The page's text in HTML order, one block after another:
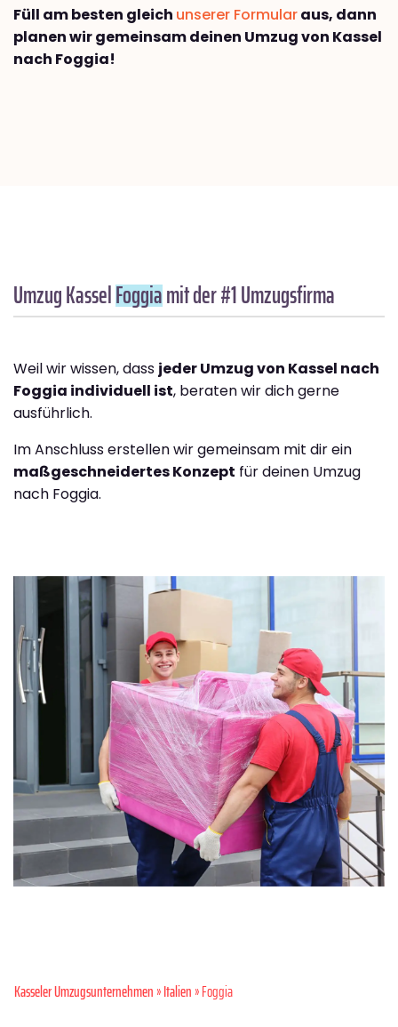
Füll am besten gleich unserer Formularaus, dann
planen wir gemeinsam deinen Umzug von Kassel
nach Foggia!
Umzug KasselFoggiamit der #1 Umzugsfirma
Weil wir wissen, dass jeder Umzug von Kassel nach
Foggia individuell ist, beraten wir dich gerne
ausführlich.
Im Anschluss erstellen wir gemeinsam mit dir ein
maßgeschneidertes Konzept für deinen Umzug
nach Foggia.
Kasseler Umzugsunternehmen»Italien» Foggia